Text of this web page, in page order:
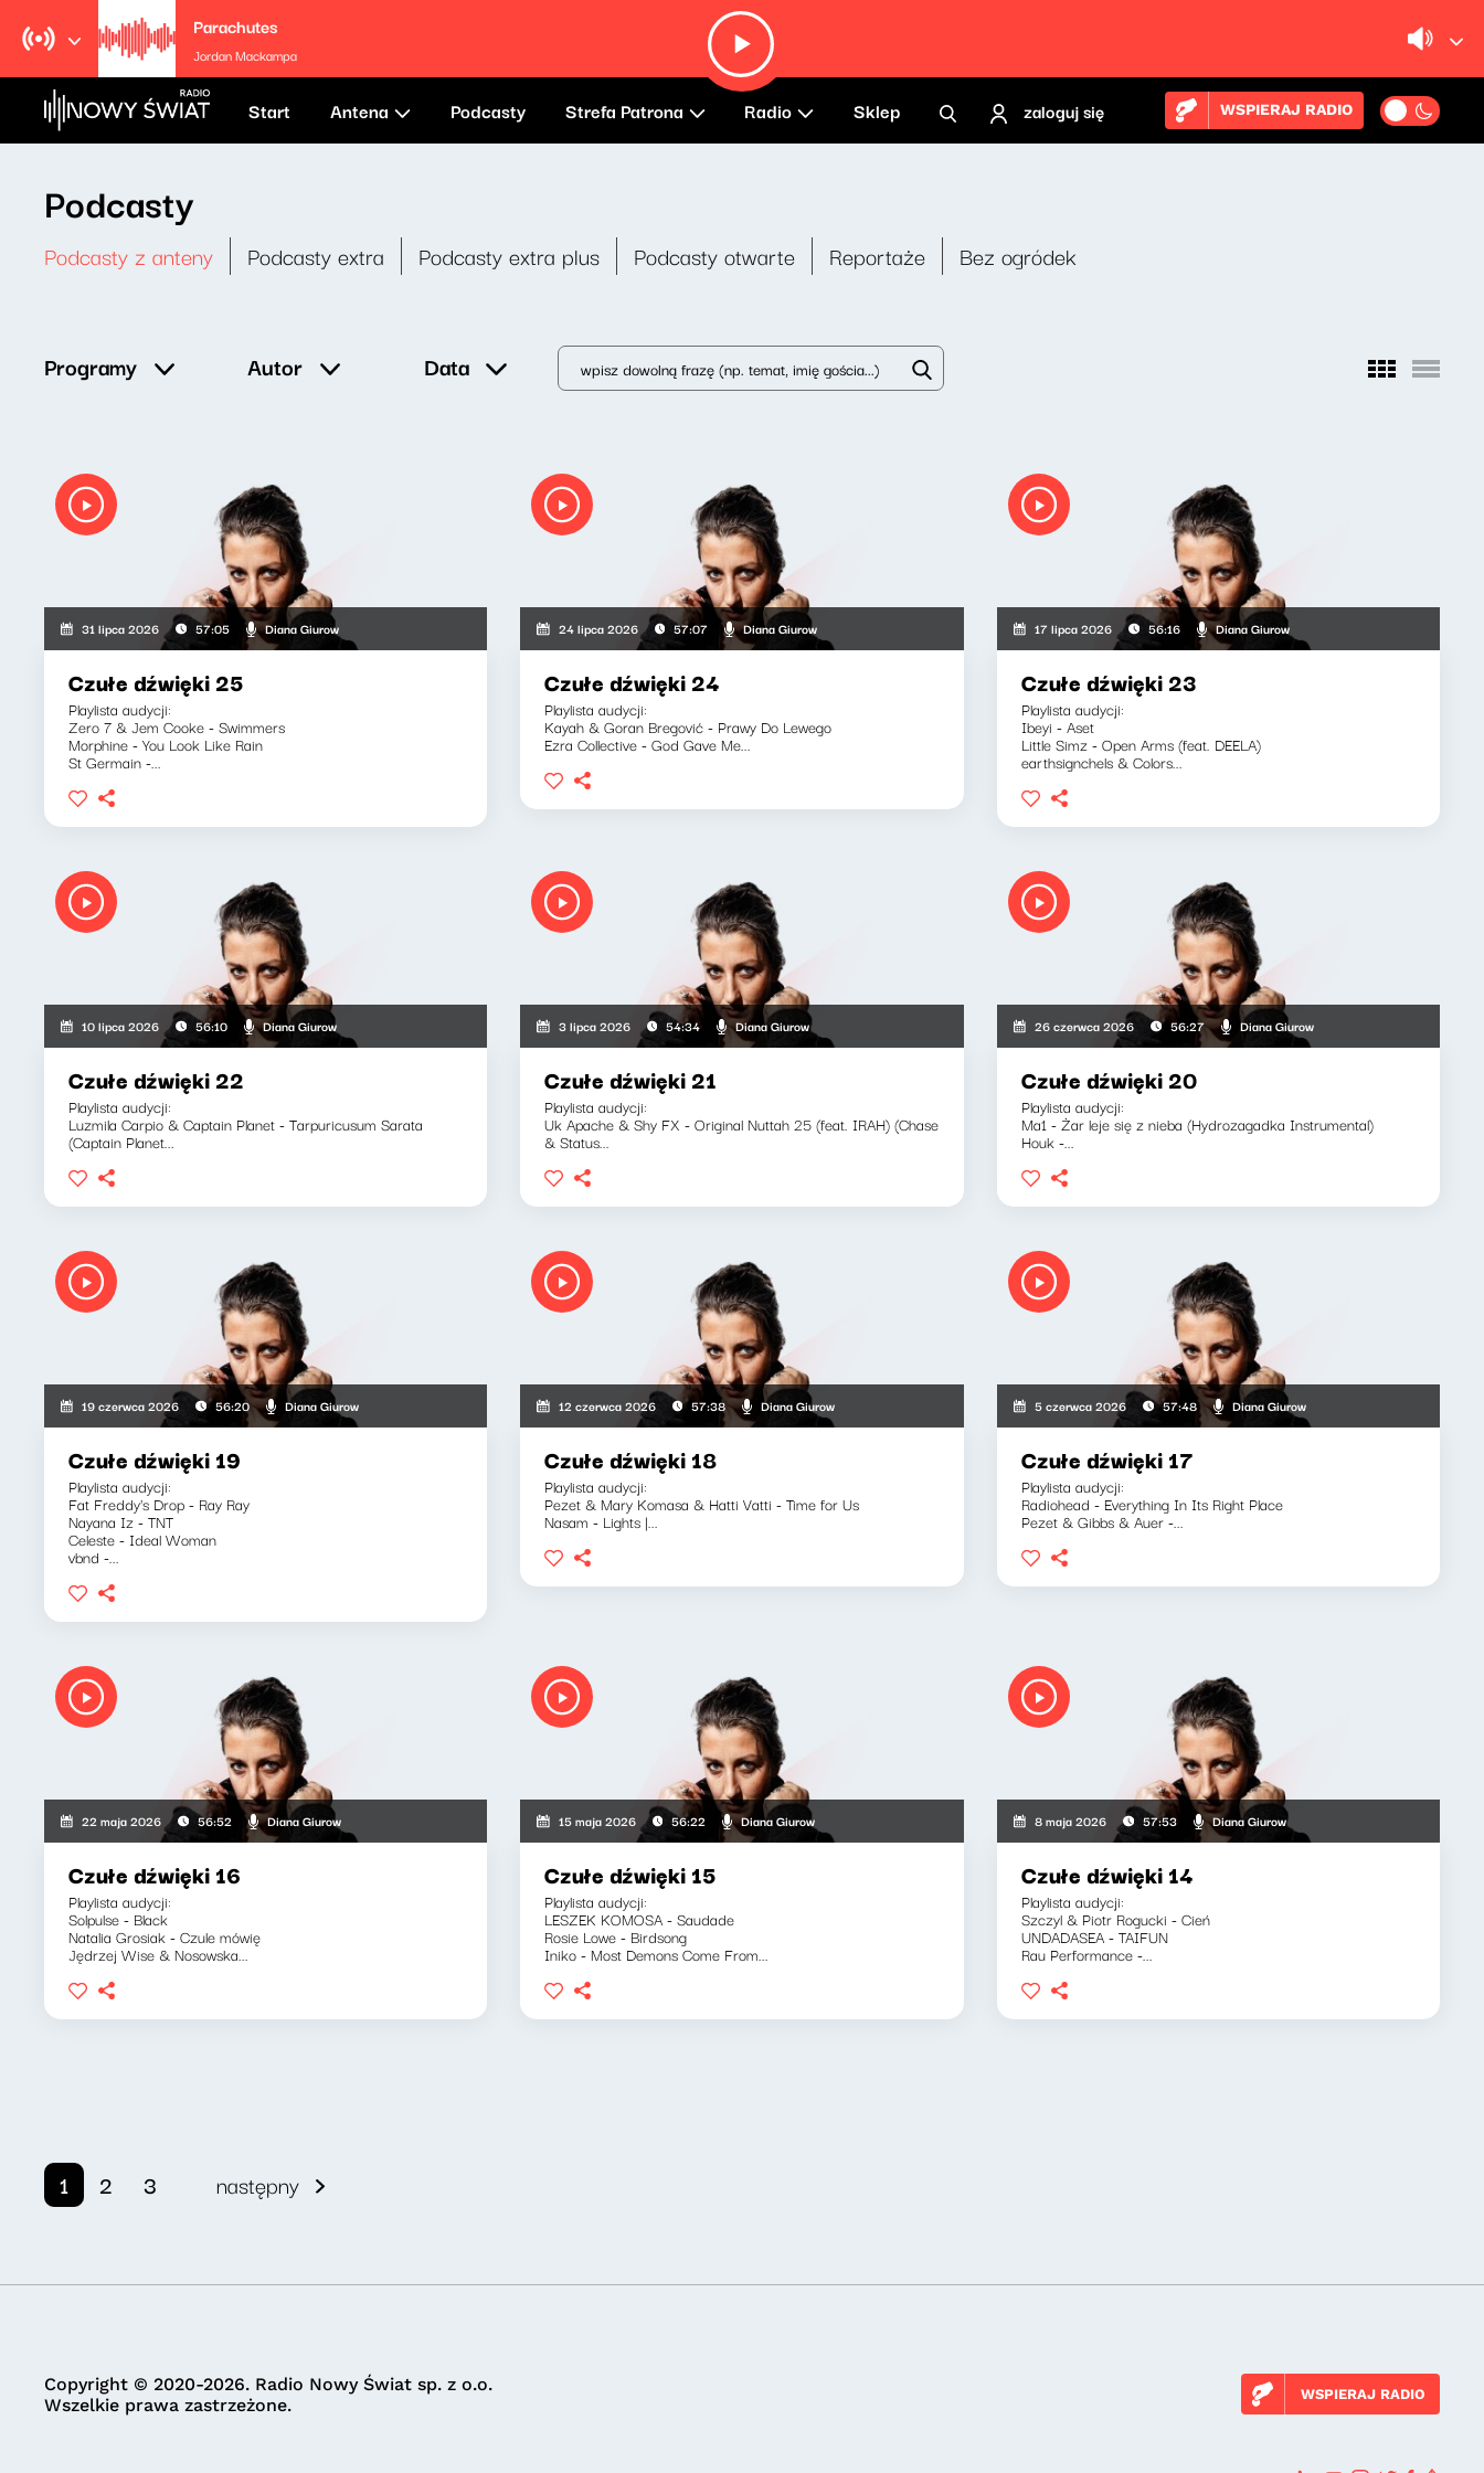
Parachutes
Jordan Mackampa
Start Antena Podcasty Strefa Patrona Radio Sklep zaloguj się WSPIERAJ RADIO
Podcasty
Podcasty z anteny Podcasty extra Podcasty extra plus Podcasty otwarte Reportaże Bez ogródek
Programy Autor Data
31 lipca 2026 57:05 Diana Giurow
Czułe dźwięki 25
Playlista audycji:
Zero 7 & Jem Cooke - Swimmers
Morphine - You Look Like Rain
St Germain -...
24 lipca 2026 57:07 Diana Giurow
Czułe dźwięki 24
Playlista audycji:
Kayah & Goran Bregović - Prawy Do Lewego
Ezra Collective - God Gave Me...
17 lipca 2026 56:16 Diana Giurow
Czułe dźwięki 23
Playlista audycji:
Ibeyi - Aset
Little Simz - Open Arms (feat. DEELA)
earthsignchels & Colors...
10 lipca 2026 56:10 Diana Giurow
Czułe dźwięki 22
Playlista audycji:
Luzmila Carpio & Captain Planet - Tarpuricusum Sarata
(Captain Planet...
3 lipca 2026 54:34 Diana Giurow
Czułe dźwięki 21
Playlista audycji:
Uk Apache & Shy FX - Original Nuttah 25 (feat. IRAH) (Chase
& Status...
26 czerwca 2026 56:27 Diana Giurow
Czułe dźwięki 20
Playlista audycji:
Ma1 - Żar leje się z nieba (Hydrozagadka Instrumental)
Houk -...
19 czerwca 2026 56:20 Diana Giurow
Czułe dźwięki 19
Playlista audycji:
Fat Freddy's Drop - Ray Ray
Nayana Iz - TNT
Celeste - Ideal Woman
vbnd -...
12 czerwca 2026 57:38 Diana Giurow
Czułe dźwięki 18
Playlista audycji:
Pezet & Mary Komasa & Hatti Vatti - Time for Us
Nasam - Lights |...
5 czerwca 2026 57:48 Diana Giurow
Czułe dźwięki 17
Playlista audycji:
Radiohead - Everything In Its Right Place
Pezet & Gibbs & Auer -...
22 maja 2026 56:52 Diana Giurow
Czułe dźwięki 16
Playlista audycji:
Solpulse - Black
Natalia Grosiak - Czule mówię
Jędrzej Wise & Nosowska...
15 maja 2026 56:22 Diana Giurow
Czułe dźwięki 15
Playlista audycji:
LESZEK KOMOSA - Saudade
Rosie Lowe - Birdsong
Iniko - Most Demons Come From...
8 maja 2026 57:53 Diana Giurow
Czułe dźwięki 14
Playlista audycji:
Szczyl & Piotr Rogucki - Cień
UNDADASEA - TAIFUN
Rau Performance -...
1 2 3 następny
Copyright © 2020-2026. Radio Nowy Świat sp. z o.o.
Wszelkie prawa zastrzeżone.
WSPIERAJ RADIO